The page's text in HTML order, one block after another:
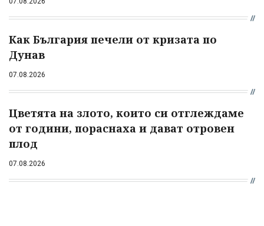
Как България печели от кризата по
Дунав
07.08.2026
Цветята на злото, които си отглеждаме
от години, пораснаха и дават отровен
плод
07.08.2026